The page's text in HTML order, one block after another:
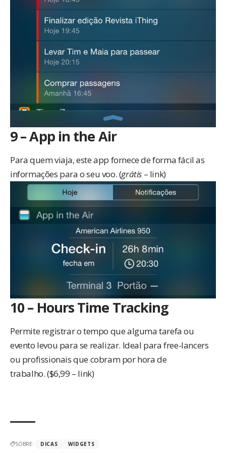
9 – App in the Air
Para quem viaja, este app fornece de forma fácil as
informações para o seu voo. (grátis – link)
10 – Hours Time Tracking
Permite registrar o tempo que alguma tarefa ou
evento levou para se realizar. Ideal para free-lancers
ou profissionais que cobram por hora de
trabalho. ($6,99 – link)
SOBRE: DICAS WIDGETS